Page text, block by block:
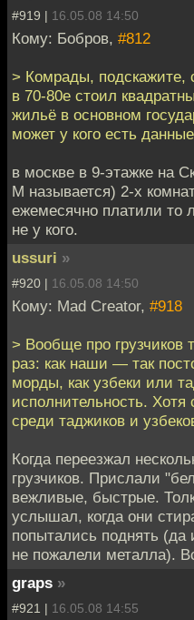
#919 | 16.05.08 14:50
Кому: Бобров, #812
> Комрады, подскажите,
в 70-80е стоил
жильё в основном
может у кого есть
в москве в 9-этажке на
М называется) 2-х
ежемесячно платили то
не у кого.
ussuri »
#920 | 16.05.08 14:50
Кому: Mad Creator, #918
> Вообще про грузчиков
раз: как наши — так
морды, как узбеки или
исполнительность.
среди таджиков и
Когда переезжал
грузчиков. Прислали
вежливые, быстрые.
услышал, когда они
попытались поднять (да
не пожалели металла).
graps »
#921 | 16.05.08 14:55